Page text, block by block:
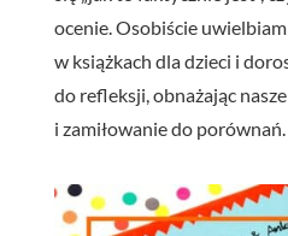
ocenie. Osobiście
w książkach dla dzieci i
do refleksji, obnażając
i zamiłowanie do porównań.